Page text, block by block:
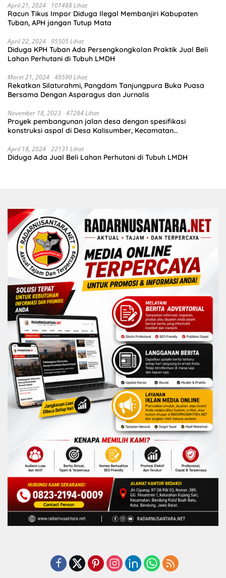
April 21, 2024 101488 Lihat
Racun Tikus Impor Diduga Ilegal Membanjiri Kabupaten
Tuban, APH jangan Tutup Mata
April 22, 2024 95505 Lihat
Diduga KPH Tuban Ada Persengkongkolan Praktik Jual Beli
Lahan Perhutani di Tubuh LMDH
Maret 21, 2024 49590 Lihat
Rekatkan Silaturahmi, Pangdam Tanjungpura Buka Puasa
Bersama Dengan Asparagus dan Jurnalis
November 18, 2023 47284 Lihat
Proyek pembangunan jalan desa dengan spesifikasi
konstruksi aspal di Desa Kalisumber, Kecamatan
sudah selesai di tahun 2023
April 18, 2024 22131 Lihat
Diduga Ada Jual Beli Lahan Perhutani di Tubuh LMDH